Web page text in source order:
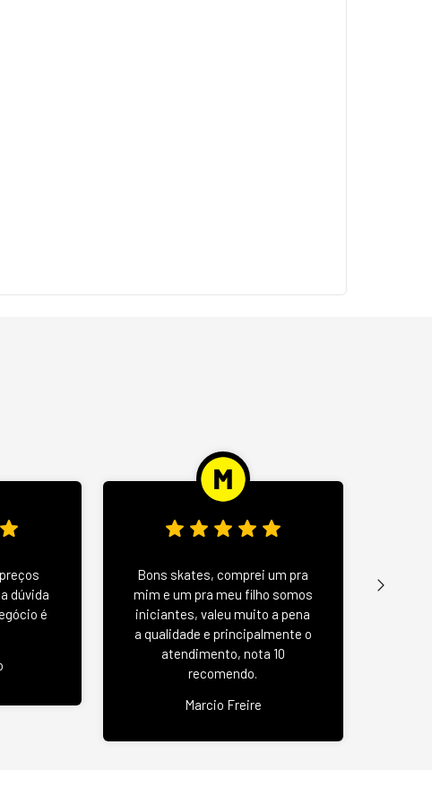
dúvida
é
Bons skates, comprei um pra
mim e um pra meu filho somos
iniciantes, valeu muito a pena
a qualidade e principalmente o
atendimento, nota 10
recomendo.
Marcio Freire